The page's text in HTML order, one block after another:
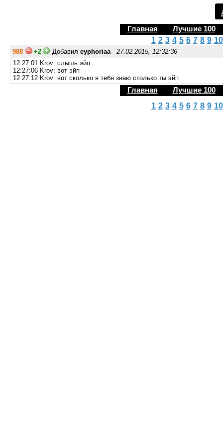
Главная Лучшие 100
1 2 3 4 5 6 7 8 9 10
988 +2 Добавил eyphoriaa- 27.02.2015, 12:32:36
12:27:01 Krov: слышь эйп
12:27:06 Krov: вот эйп
12:27:12 Krov: вот сколько я тебя знаю столько ты эйп
Главная Лучшие 100
1 2 3 4 5 6 7 8 9 10